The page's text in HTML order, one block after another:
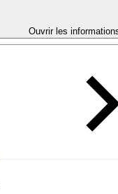
Ouvrir les